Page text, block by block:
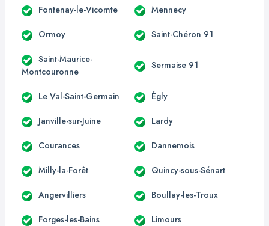
Fontenay-le-Vicomte Mennecy
Ormoy Saint-Chéron 91
Saint-Maurice-
Montcouronne
Sermaise 91
Le Val-Saint-Germain Égly
Janville-sur-Juine Lardy
Courances Dannemois
Milly-la-Forêt Quincy-sous-Sénart
Angervilliers Boullay-les-Troux
Forges-les-Bains Limours